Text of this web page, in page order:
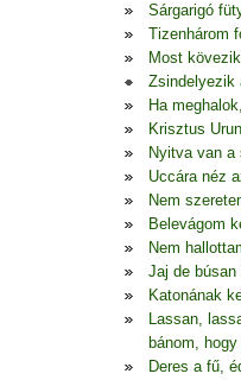
Sárgarigó
Tizenhárom
Most
Zsindelyezik
Ha
Krisztus
Nyitva van a
Uccára néz
Nem
Belevágom
Nem
Jaj de búsan
Katonának
Lassan,
bánom,
Deres a fű,